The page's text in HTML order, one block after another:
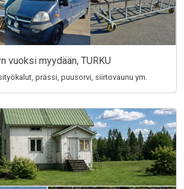
vuoksi myydään, TURKU
prässi, puusorvi, siirtovaunu ym.